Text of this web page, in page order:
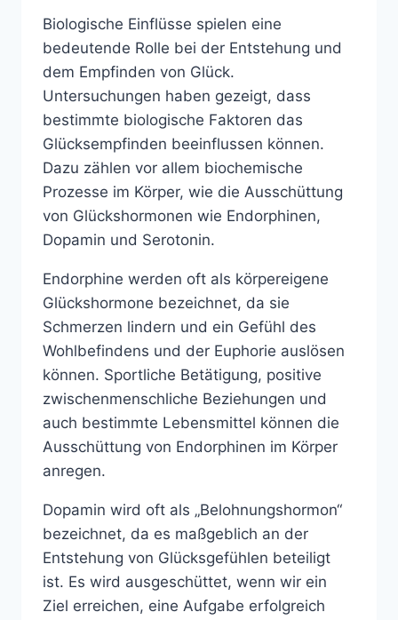
Biologische Einflüsse spielen eine
bedeutende Rolle bei der Entstehung und
dem Empfinden von Glück.
Untersuchungen haben gezeigt, dass
bestimmte biologische Faktoren das
Glücksempfinden beeinflussen können.
Dazu zählen vor allem biochemische
Prozesse im Körper, wie die Ausschüttung
von Glückshormonen wie Endorphinen,
Dopamin und Serotonin.
Endorphine werden oft als körpereigene
Glückshormone bezeichnet, da sie
Schmerzen lindern und ein Gefühl des
Wohlbefindens und der Euphorie auslösen
können. Sportliche Betätigung, positive
zwischenmenschliche Beziehungen und
auch bestimmte Lebensmittel können die
Ausschüttung von Endorphinen im Körper
anregen.
Dopamin wird oft als „Belohnungshormon“
bezeichnet, da es maßgeblich an der
Entstehung von Glücksgefühlen beteiligt
ist. Es wird ausgeschüttet, wenn wir ein
Ziel erreichen, eine Aufgabe erfolgreich